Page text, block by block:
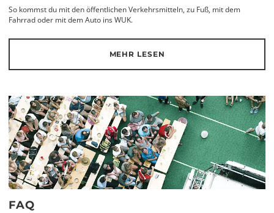
So kommst du mit den öffentlichen Verkehrsmitteln, zu Fuß, mit dem
Fahrrad oder mit dem Auto ins WUK.
MEHR LESEN
FAQ